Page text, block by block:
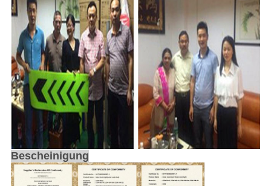
Bescheinigung